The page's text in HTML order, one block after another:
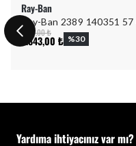
Ray-Ban
Ray-Ban 2389 140351
8.347,00 ₺
5.843,00 ₺ %30
Yardıma ihtiyacınız var mı?